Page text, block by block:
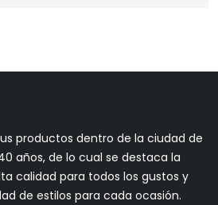
productos dentro de la ciudad de
años, de lo cual se destaca la
calidad para todos los gustos y
de estilos para cada ocasión.